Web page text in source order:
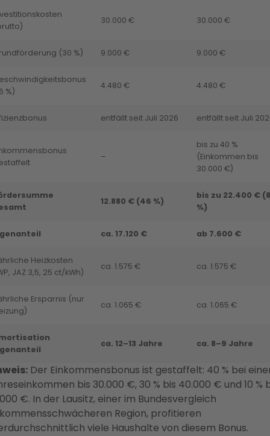
30.000 € 30.000 €
(30 %) 9.000 € 9.000 €
%)
4.480 € 4.480 €
entfällt seit Juli 2026 entfällt seit Juli
–
bis zu 40 %
(Einkommen bis
30.000 €)
12.880 € (46 %)
bis zu 22.400 €
%)
ca. 17.120 € ab 7.600 €
Heizkosten
JAZ 3,5, 25 ct/kWh)
ca. 1.575 € ca. 1.575 €
Ersparnis (nur
ca. 1.065 € ca. 1.065 €
ca. 12–13 Jahre ca. 8–9 Jahre
Der Einkommensbonus ist gestaffelt: 40 % bei
bis 30.000 €, 30 % bis 40.000 € und 10 %
€. In der Lausitz, einer im Bundesvergleich
Region, profitieren
viele Haushalte von diesem Bonus.